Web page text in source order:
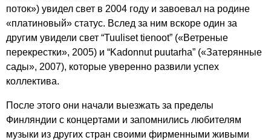
поток») увидел свет в 2004 году и завоевал на родине
«платиновый» статус. Вслед за ним вскоре один за
другим увидели свет “Tuuliset tienoot” («Ветреные
перекрестки», 2005) и “Kadonnut puutarha” («Затерянные
сады», 2007), которые уверенно развили успех
коллектива.
После этого они начали выезжать за пределы
Финляндии с концертами и запомнились любителям
музыки из других стран своими фирменными живыми